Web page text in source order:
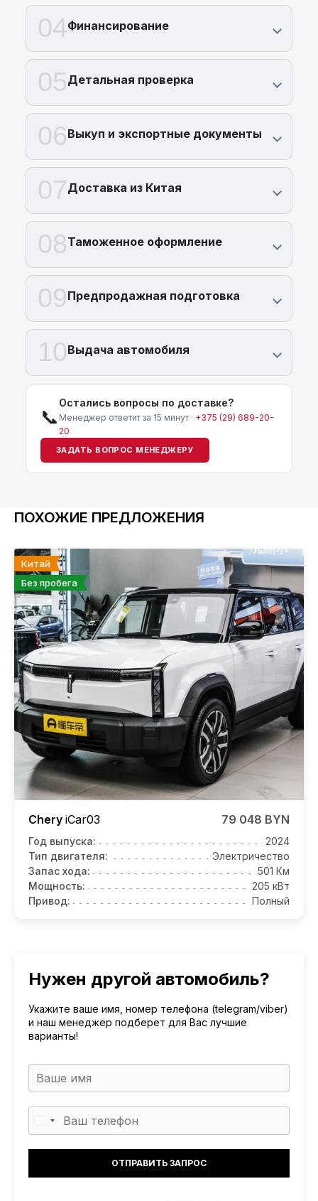
04Финансирование
05Детальная проверка
06Выкуп и экспортные документы
07Доставка из Китая
08Таможенное оформление
09Предпродажная подготовка
10Выдача автомобиля
📞
Остались вопросы по доставке?
Менеджер ответит за 15 минут · +375 (29) 689-20-
20
ЗАДАТЬ ВОПРОС МЕНЕДЖЕРУ
ПОХОЖИЕ ПРЕДЛОЖЕНИЯ
Китай
Без пробега
Chery iCar03 79 048 BYN
Год выпуска:
2024
Тип двигателя:
Электричество
Запас хода:
501 Км
Мощность:
205 кВт
Привод:
Полный
Нужен другой автомобиль?
Укажите ваше имя, номер телефона (telegram/viber)
и наш менеджер подберет для Вас лучшие
варианты!